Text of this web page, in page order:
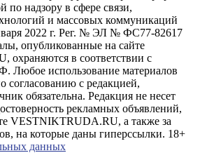
по надзору в сфере связи,
и массовых коммуникаций
2022 г. Рег. № ЭЛ № ФС77-82617
опубликованные на сайте
в соответствии с
Любое использование материалов
согласованию с редакцией,
обязательна. Редакция не несет
рекламных объявлений,
VESTNIKTRUDA.RU, а также за
на которые даны гиперссылки. 18+
данных